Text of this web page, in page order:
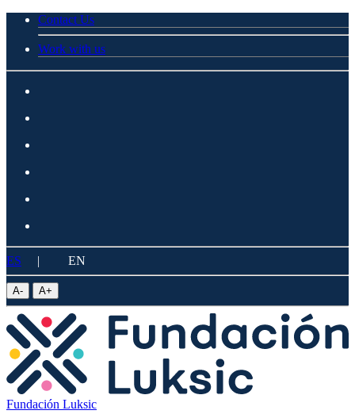
Contact Us
Work with us
ES | EN
A- A+
Fundación Luksic